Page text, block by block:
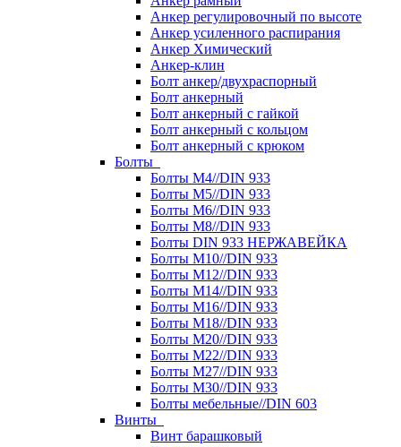
Анкер регулировочный по высоте
Анкер усиленного распирания
Анкер Химический
Анкер-клин
Болт анкер/двухраспорный
Болт анкерный
Болт анкерный с гайкой
Болт анкерный с кольцом
Болт анкерный с крюком
Болты
Болты М4//DIN 933
Болты М5//DIN 933
Болты М6//DIN 933
Болты М8//DIN 933
Болты DIN 933 НЕРЖАВЕЙКА
Болты М10//DIN 933
Болты М12//DIN 933
Болты М14//DIN 933
Болты М16//DIN 933
Болты М18//DIN 933
Болты М20//DIN 933
Болты М22//DIN 933
Болты М27//DIN 933
Болты М30//DIN 933
Болты мебельные//DIN 603
Винты
Винт барашковый